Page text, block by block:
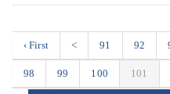
‹ First < 91 92
98 99 100 101